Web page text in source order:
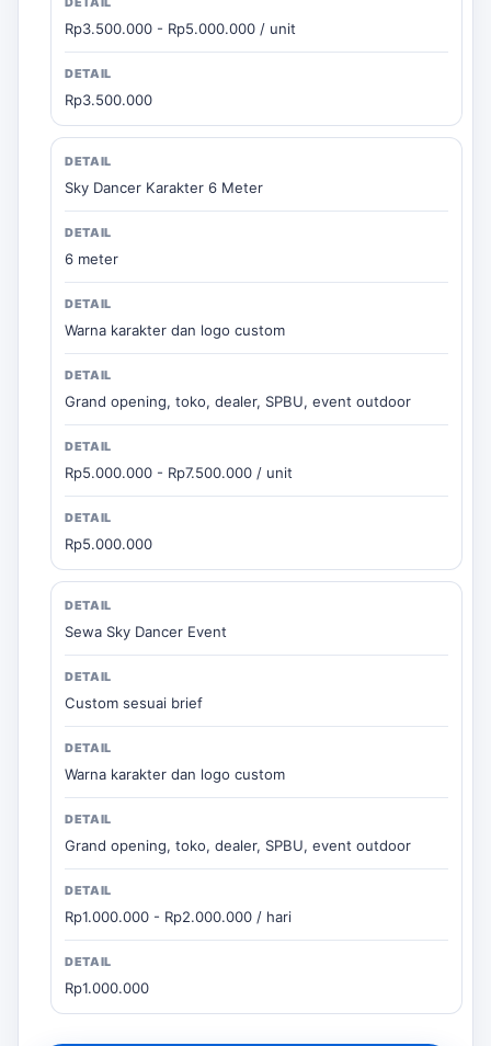
Rp3.500.000 - Rp5.000.000 / unit
Rp3.500.000
Sky Dancer Karakter 6 Meter
6 meter
Warna karakter dan logo custom
Grand opening, toko, dealer, SPBU, event outdoor
Rp5.000.000 - Rp7.500.000 / unit
Rp5.000.000
Sewa Sky Dancer Event
Custom sesuai brief
Warna karakter dan logo custom
Grand opening, toko, dealer, SPBU, event outdoor
Rp1.000.000 - Rp2.000.000 / hari
Rp1.000.000